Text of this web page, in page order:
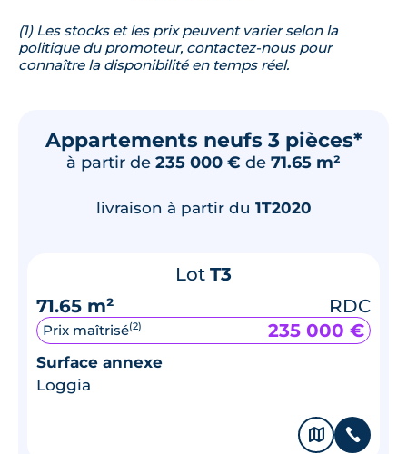
(1) Les stocks et les prix peuvent varier selon la
politique du promoteur, contactez-nous pour
connaître la disponibilité en temps réel.
Appartements neufs 3 pièces*
à partir de 235 000 € de 71.65 m²
livraison à partir du 1T2020
Lot T3
71.65 m²
RDC
Prix maîtrisé(2) 235 000 €
Surface annexe
Loggia
🗞 📞